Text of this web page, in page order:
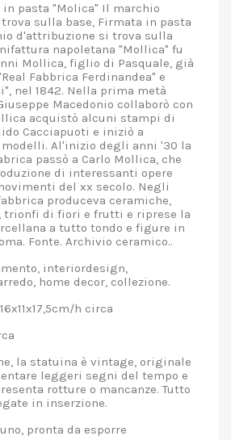
pasta "Molica" Il marchio
sulla base, Firmata in pasta
d'attribuzione si trova sulla
napoletana "Mollica" fu
Mollica, figlio di Pasquale, già
Fabbrica Ferdinandea" e
nel 1842. Nella prima metà
Macedonio collaborò con
acquistò alcuni stampi di
Cacciapuoti e iniziò a
Al'inizio degli anni '30 la
passò a Carlo Mollica, che
di interessanti opere
del xx secolo. Negli
produceva ceramiche,
trionfi di fiori e frutti e riprese la
a tutto tondo e figure in
Fonte. Archivio ceramico..
interiordesign,
home decor, collezione.
h circa
la statuina è vintage, originale
leggeri segni del tempo e
rotture o mancanze. Tutto
in inserzione.
pronta da esporre